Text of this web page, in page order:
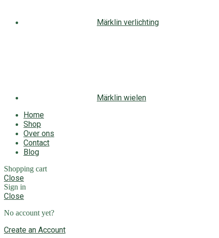
Märklin verlichting
Märklin wielen
Home
Shop
Over ons
Contact
Blog
Shopping cart
Close
Sign in
Close
No account yet?
Create an Account